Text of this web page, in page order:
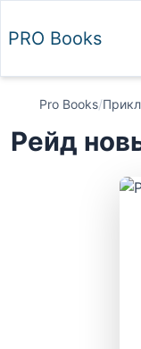
PRO Books
Pro Books/
Рейд